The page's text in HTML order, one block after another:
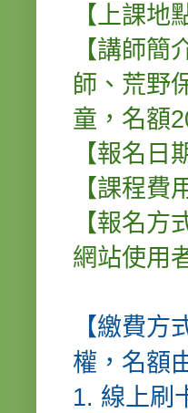
【上課
【講師
師、荒野
童，名額
【報名日
【課程
【報名方
網站使用
【繳費方
權，名
1. 線上刷